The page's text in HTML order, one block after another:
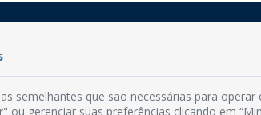
semelhantes que são necessárias para
ou gerenciar suas preferências clicando em